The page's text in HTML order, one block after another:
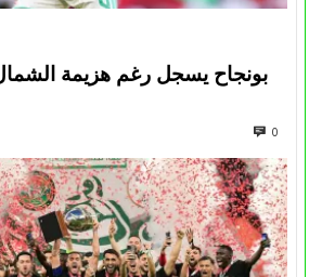
بونجاح يسجل رغم هزيمة
0